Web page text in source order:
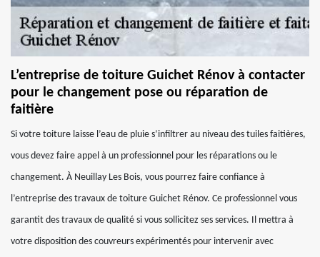
L’entreprise de toiture Guichet Rénov à contacter
pour le changement pose ou réparation de
faitière
Si votre toiture laisse l’eau de pluie s’infiltrer au niveau des tuiles faitières,
vous devez faire appel à un professionnel pour les réparations ou le
changement. À Neuillay Les Bois, vous pourrez faire confiance à
l’entreprise des travaux de toiture Guichet Rénov. Ce professionnel vous
garantit des travaux de qualité si vous sollicitez ses services. Il mettra à
votre disposition des couvreurs expérimentés pour intervenir avec